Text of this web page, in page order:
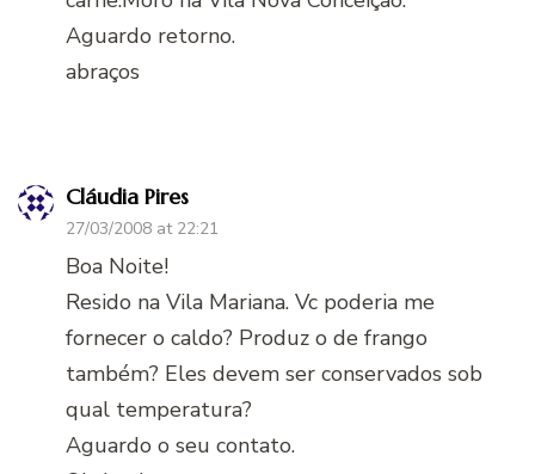
Aguardo retorno.
abraços
Cláudia Pires
27/03/2008 at 22:21
Boa Noite!
Resido na Vila Mariana. Vc poderia me
fornecer o caldo? Produz o de frango
também? Eles devem ser conservados sob
qual temperatura?
Aguardo o seu contato.